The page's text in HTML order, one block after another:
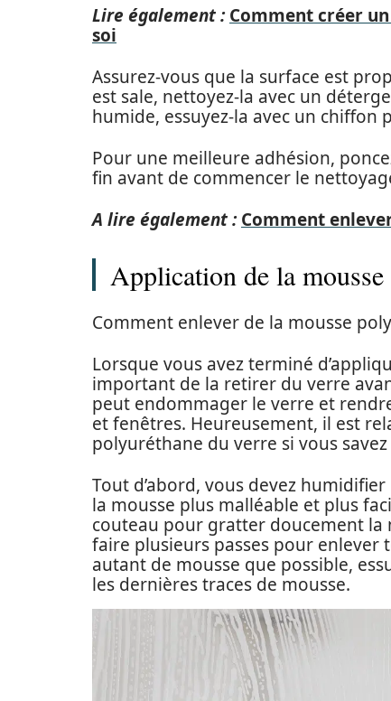
Lire également : Comment créer
soi
Assurez-vous que la surface est
est sale, nettoyez-la avec un
humide, essuyez-la avec un chiffon
Pour une meilleure adhésion,
fin avant de commencer le
A lire également : Comment
Application de la mousse
Comment enlever de la mousse
Lorsque vous avez terminé
important de la retirer du verre
peut endommager le verre et
et fenêtres. Heureusement, il est
polyuréthane du verre si vous
Tout d’abord, vous devez
la mousse plus malléable et plus
couteau pour gratter doucement la
faire plusieurs passes pour enlever
autant de mousse que possible,
les dernières traces de mousse.